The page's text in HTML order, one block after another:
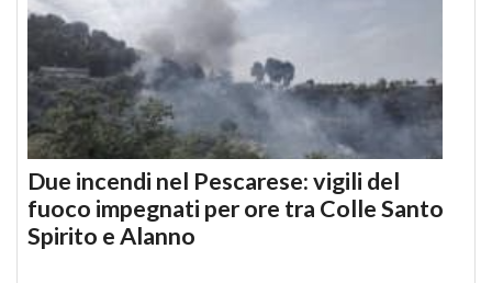
Due incendi nel Pescarese: vigili del
fuoco impegnati per ore tra Colle Santo
Spirito e Alanno